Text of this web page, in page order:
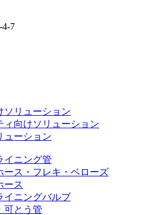
7
ソリューション
ィ向けソリューション
ューション
イニング管
ース・フレキ・ベローズ
ース
イニングバルブ
可とう管